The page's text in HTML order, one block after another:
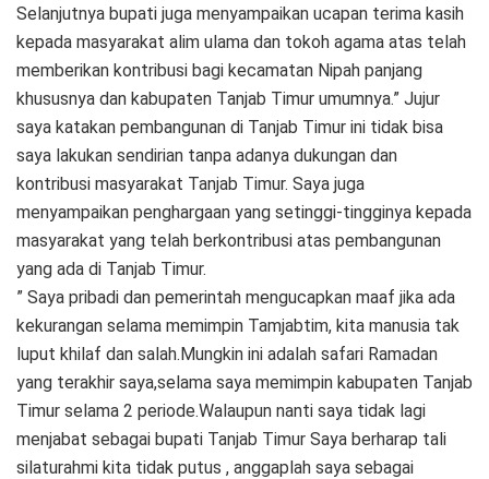
Selanjutnya bupati juga menyampaikan ucapan terima kasih
kepada masyarakat alim ulama dan tokoh agama atas telah
memberikan kontribusi bagi kecamatan Nipah panjang
khususnya dan kabupaten Tanjab Timur umumnya.” Jujur
saya katakan pembangunan di Tanjab Timur ini tidak bisa
saya lakukan sendirian tanpa adanya dukungan dan
kontribusi masyarakat Tanjab Timur. Saya juga
menyampaikan penghargaan yang setinggi-tingginya kepada
masyarakat yang telah berkontribusi atas pembangunan
yang ada di Tanjab Timur.
” Saya pribadi dan pemerintah mengucapkan maaf jika ada
kekurangan selama memimpin Tamjabtim, kita manusia tak
luput khilaf dan salah.Mungkin ini adalah safari Ramadan
yang terakhir saya,selama saya memimpin kabupaten Tanjab
Timur selama 2 periode.Walaupun nanti saya tidak lagi
menjabat sebagai bupati Tanjab Timur Saya berharap tali
silaturahmi kita tidak putus , anggaplah saya sebagai